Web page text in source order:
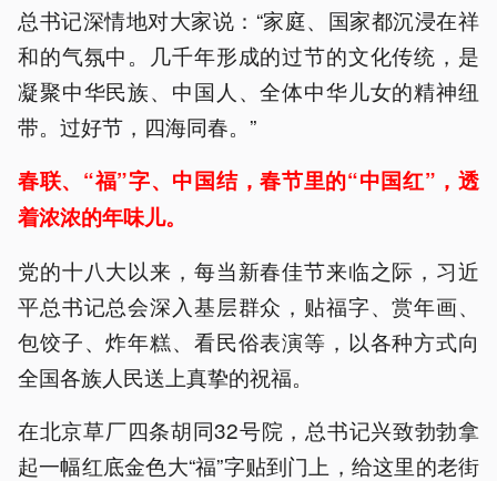
总书记深情地对大家说：“家庭、国家都沉浸在祥
和的气氛中。几千年形成的过节的文化传统，是
凝聚中华民族、中国人、全体中华儿女的精神纽
带。过好节，四海同春。”
春联、“福”字、中国结，春节里的“中国红”，透
着浓浓的年味儿。
党的十八大以来，每当新春佳节来临之际，习近
平总书记总会深入基层群众，贴福字、赏年画、
包饺子、炸年糕、看民俗表演等，以各种方式向
全国各族人民送上真挚的祝福。
在北京草厂四条胡同32号院，总书记兴致勃勃拿
起一幅红底金色大“福”字贴到门上，给这里的老街